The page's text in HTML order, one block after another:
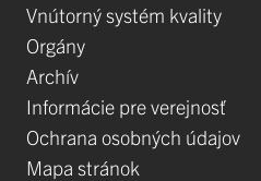
Vnútorný systém kvality
Orgány
Archív
Informácie pre verejnosť
Ochrana osobných údajov
Mapa stránok